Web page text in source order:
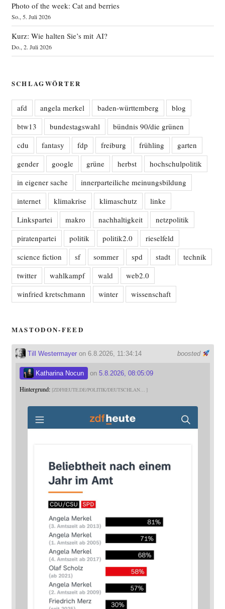
Photo of the week: Cat and berries
So., 5. Juli 2026
Kurz: Wie halten Sie’s mit AI?
Do., 2. Juli 2026
SCHLAGWÖRTER
afd angela merkel baden-württemberg
blog
btw13
bundestagswahl
bündnis 90/die grünen
cdu
fantasy fdp freiburg frühling
garten
gender
google grüne herbst
hochschulpolitik
in eigener sache
innerparteiliche meinungsbildung
internet
klimakrise klimaschutz
linke
Linkspartei
makro nachhaltigkeit
netzpolitik
piratenpartei
politik politik2.0
rieselfeld
science fiction
sf sommer spd stadt
technik
twitter
wahlkampf wald
web2.0
winfried kretschmann
winter wissenschaft
MASTODON-FEED
boosted
Till Westermayeron 6.8.2026, 11:34:14
Katharina Nocun on 5.8.2026, 08:05:09
Hintergrund: ZDFHEUTE.DE/POLITIK/DEUTSCHLAN